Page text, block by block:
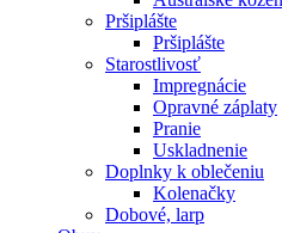
Pršiplášte
Pršiplášte
Starostlivosť
Impregnácie
Opravné záplaty
Pranie
Uskladnenie
Doplnky k oblečeniu
Kolenačky
Dobové, larp